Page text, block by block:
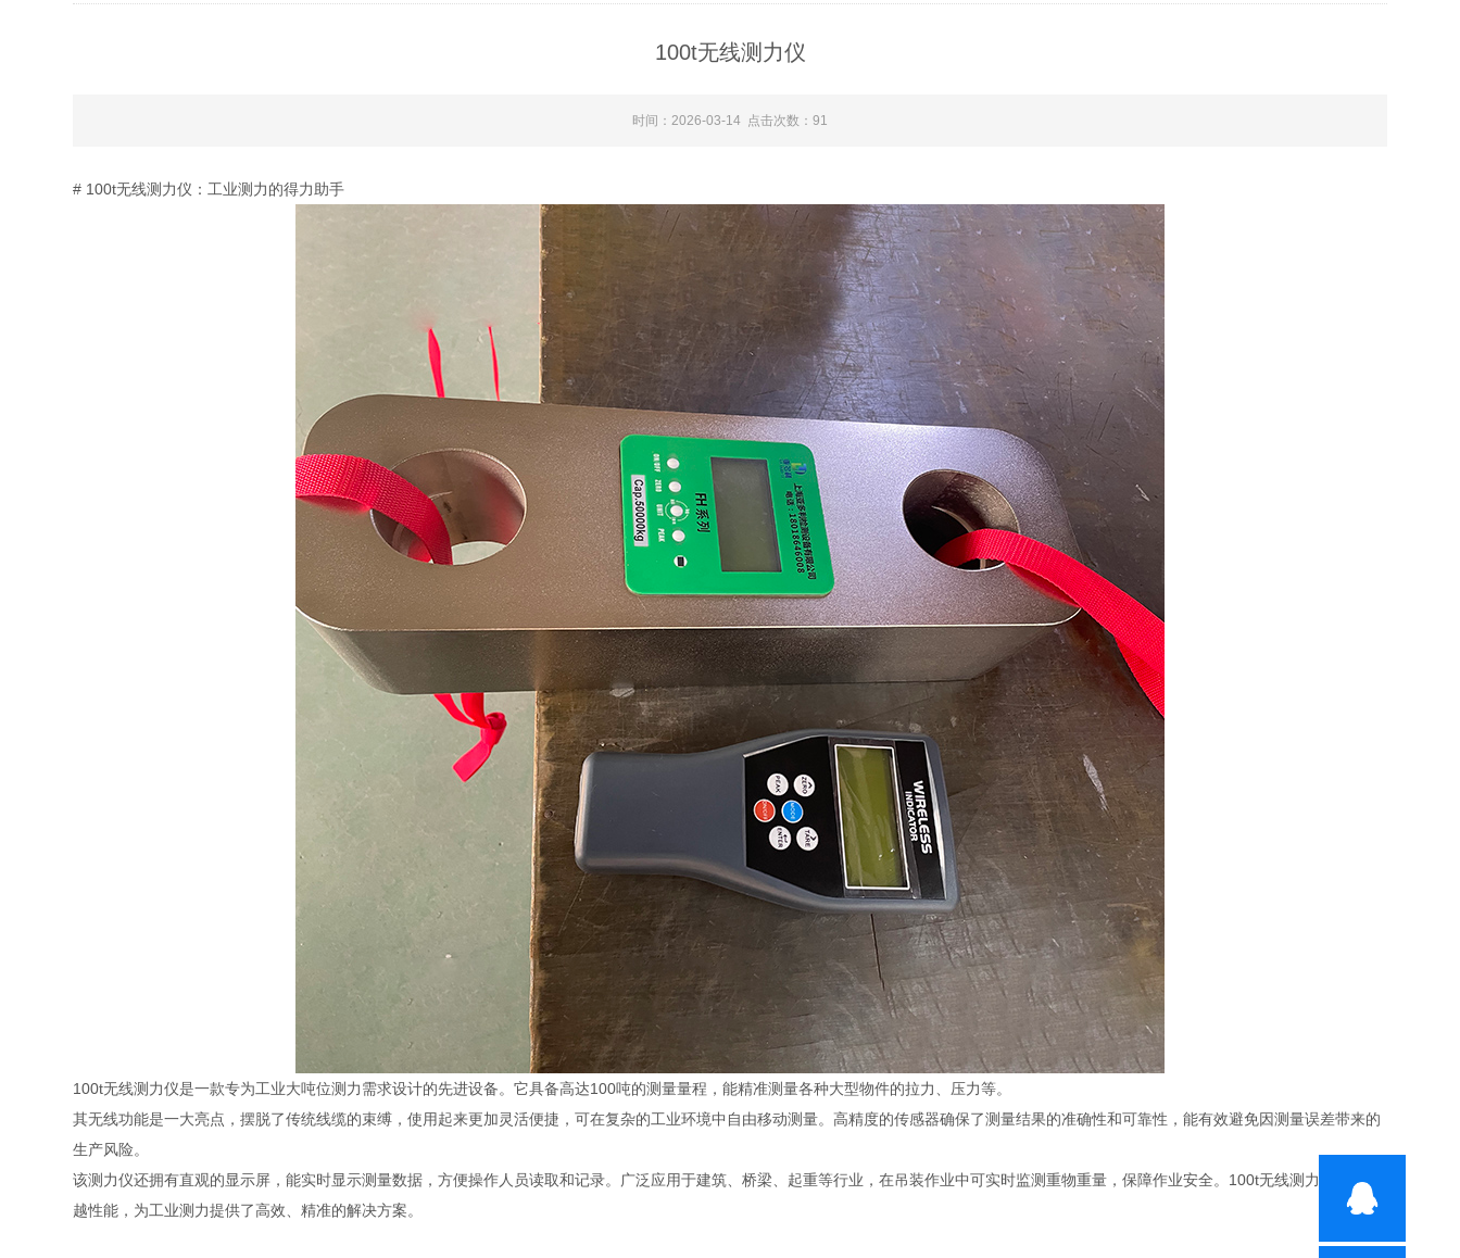
100t无线测力仪
时间：2026-03-14 点击次数：91
# 100t无线测力仪：工业测力的得力助手
100t无线测力仪是一款专为工业大吨位测力需求设计的先进设备。它具备高达100吨的测量量程，能精准测量各种大型物件的拉力、压力等。
其无线功能是一大亮点，摆脱了传统线缆的束缚，使用起来更加灵活便捷，可在复杂的工业环境中自由移动测量。高精度的传感器确保了测量结果的准确性和可靠性，能有效避免因测量误差带来的
生产风险。
该测力仪还拥有直观的显示屏，能实时显示测量数据，方便操作人员读取和记录。广泛应用于建筑、桥梁、起重等行业，在吊装作业中可实时监测重物重量，保障作业安全。100t无线测力仪以其卓
越性能，为工业测力提供了高效、精准的解决方案。